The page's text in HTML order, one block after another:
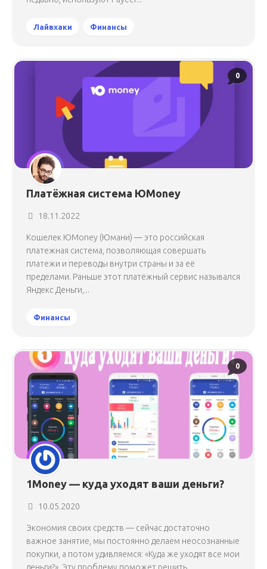
Лайвхаки Финансы
0
Платёжная система ЮMoney
18.11.2022
Кошелек ЮMoney (Юмани) — это российская
платежная система, позволяющая совершать
платежи и переводы внутри страны и за её
пределами. Раньше этот платёжный сервис назывался
Яндекс Деньги,...
Финансы
0
1Money — куда уходят ваши деньги?
10.05.2020
Экономия своих средств — сейчас достаточно
важное занятие, мы постоянно делаем неосознанные
покупки, а потом удивляемся: «Куда же уходят все мои